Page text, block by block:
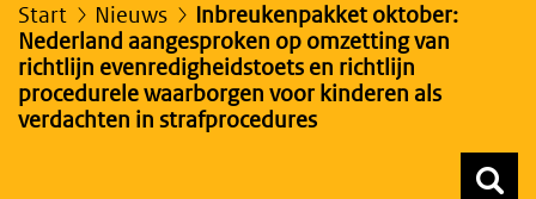
Start Nieuws
Inbreukenpakket oktober:
Nederland aangesproken op omzetting van
richtlijn evenredigheidstoets en richtlijn
procedurele waarborgen voor kinderen als
verdachten in strafprocedures